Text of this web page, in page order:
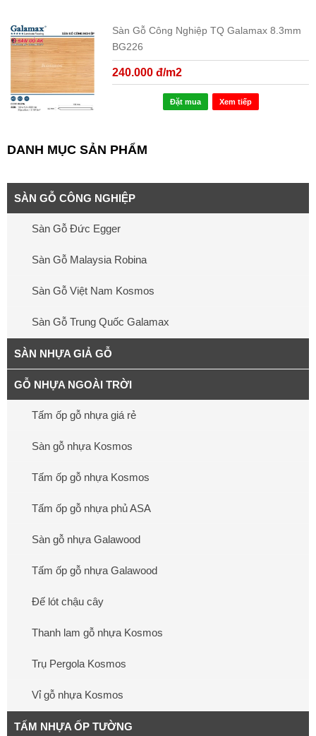
Sàn Gỗ Công Nghiệp TQ Galamax 8.3mm
BG226
240.000 đ/m2
Đặt mua Xem tiếp
DANH MỤC SẢN PHẨM
SÀN GỖ CÔNG NGHIỆP
Sàn Gỗ Đức Egger
Sàn Gỗ Malaysia Robina
Sàn Gỗ Việt Nam Kosmos
Sàn Gỗ Trung Quốc Galamax
SÀN NHỰA GIẢ GỖ
GỖ NHỰA NGOÀI TRỜI
Tấm ốp gỗ nhựa giá rẻ
Sàn gỗ nhựa Kosmos
Tấm ốp gỗ nhựa Kosmos
Tấm ốp gỗ nhựa phủ ASA
Sàn gỗ nhựa Galawood
Tấm ốp gỗ nhựa Galawood
Đế lót chậu cây
Thanh lam gỗ nhựa Kosmos
Trụ Pergola Kosmos
Vỉ gỗ nhựa Kosmos
TẤM NHỰA ỐP TƯỜNG